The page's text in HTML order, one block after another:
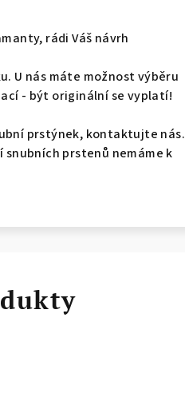
rádi Váš návrh
U nás máte možnost výběru
- být originální se vyplatí!
prstýnek, kontaktujte nás.
prstenů nemáme k